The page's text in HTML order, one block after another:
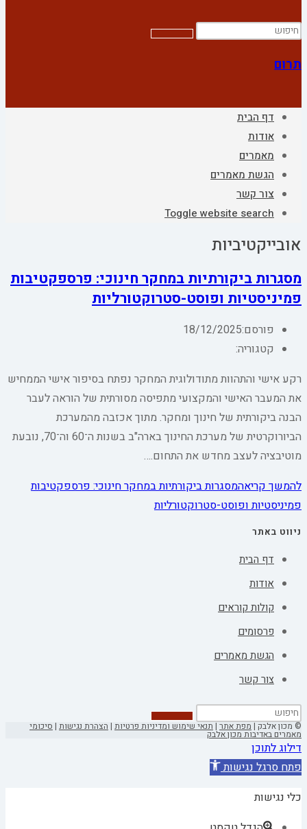
תרום
דף הבית
אודות
מאמרים
הגשת מאמרים
צור קשר
Toggle website search
אובייקטיביות
מסגרות ביקורתיות במחקר חינוכי: פרספקטיבות
פמיניסטיות ופוסט-סטרוקטורליות
פורסם:18/12/2025
קטגוריה:
רקע אישי והתהוות מתודולוגית המחקר נפתח בסיפור אישי הממחיש
את המעבר האישי והמקצועי מתפיסה מסורתית של הוראה לעבר
הבנה ביקורתית של חינוך ומחקר. מתוך אכזבה מהמערכת
הביורוקרטית של מערכת החינוך בארה"ב בשנות ה־60 וה־70, נובעת
מוטיבציה לעצב מחדש את התחום.…
להמשך קריאהמסגרות ביקורתיות במחקר חינוכי: פרספקטיבות
פמיניסטיות ופוסט-סטרוקטורליות
ניווט באתר
דף הבית
אודות
קולות קוראים
פרסומים
הגשת מאמרים
צור קשר
© מכון אלבק |מפת אתר|תנאי שימוש ומדיניות פרטיות | הצהרת נגישות | סיכומי
מאמרים באדיבות מכון אלבק
דילוג לתוכן
פתח סרגל נגישות
כלי נגישות